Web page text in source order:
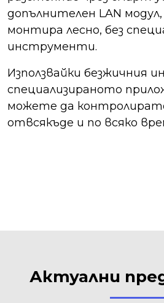
допълнителен LAN
монтира лесно, без
инструменти.
Използвайки безжичния
специализираното
можете да
отвсякъде и по всяко
Актуални